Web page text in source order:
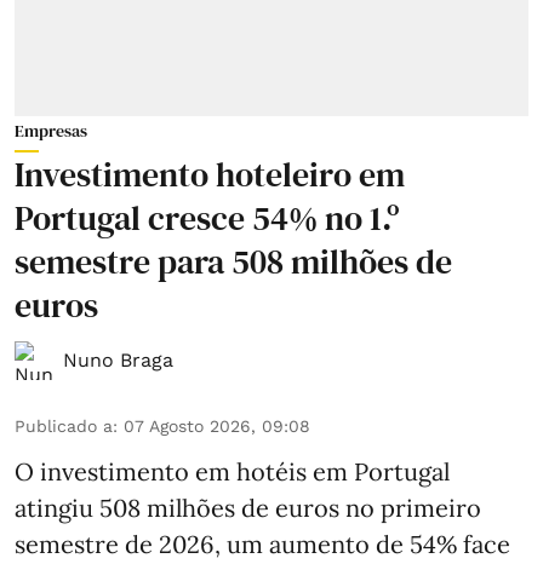
Empresas
Investimento hoteleiro em
Portugal cresce 54% no 1.º
semestre para 508 milhões de
euros
Nuno Braga
Publicado a: 07 Agosto 2026, 09:08
O investimento em hotéis em Portugal
atingiu 508 milhões de euros no primeiro
semestre de 2026, um aumento de 54% face